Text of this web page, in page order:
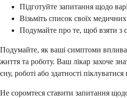
Підготуйте запитання щодо
Візьміть список своїх
Подумайте про те, щоб взяти з
Подумайте, як ваші симптоми
життя та роботу. Ваш лікар захоче
сну, роботі або здатності піклуватися
Не соромтеся ставити запитання